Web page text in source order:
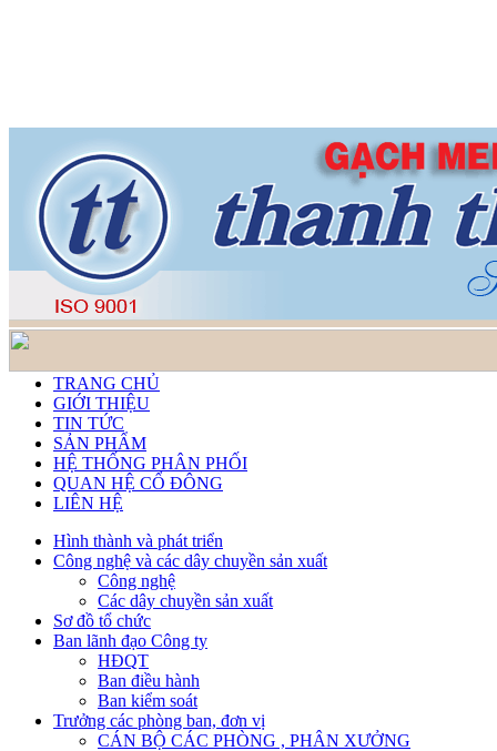
TRANG CHỦ
GIỚI THIỆU
TIN TỨC
SẢN PHẨM
HỆ THỐNG PHÂN PHỐI
QUAN HỆ CỔ ĐÔNG
LIÊN HỆ
Hình thành và phát triển
Công nghệ và các dây chuyền sản xuất
Công nghệ
Các dây chuyền sản xuất
Sơ đồ tổ chức
Ban lãnh đạo Công ty
HĐQT
Ban điều hành
Ban kiểm soát
Trưởng các phòng ban, đơn vị
CÁN BỘ CÁC PHÒNG , PHÂN XƯỞNG